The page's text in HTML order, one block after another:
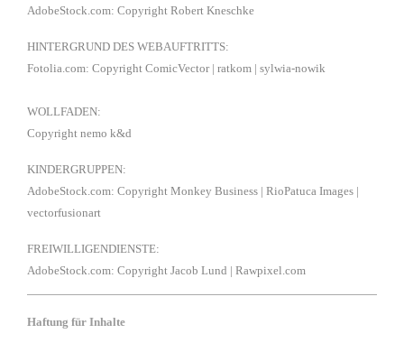
AdobeStock.com: Copyright Robert Kneschke
HINTERGRUND DES WEBAUFTRITTS:
Fotolia.com: Copyright ComicVector| ratkom | sylwia-nowik
WOLLFADEN:
Copyright nemo k&d
KINDERGRUPPEN:
AdobeStock.com: Copyright Monkey Business | RioPatuca Images |
vectorfusionart
FREIWILLIGENDIENSTE:
AdobeStock.com: Copyright Jacob Lund | Rawpixel.com
Haftung für Inhalte